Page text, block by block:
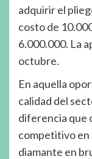
adquirir el
costo de
6.000.000. La
octubre.
En aquella
calidad del
diferencia que
competitivo en
diamante en